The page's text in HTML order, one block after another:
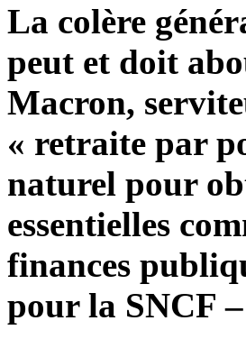
La colère
peut et doit
Macron,
« retraite par
naturel pour
essentielles
finances
pour la SNCF